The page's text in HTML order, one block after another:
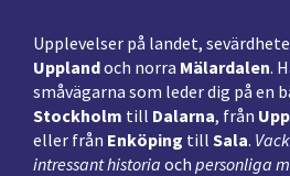
Upplevelser på landet,
Upplandoch norra Mälardalen.
småvägarna som leder dig på en
Stockholm till Dalarna, från
eller från Enköping till Sala.
intressant historia och personliga